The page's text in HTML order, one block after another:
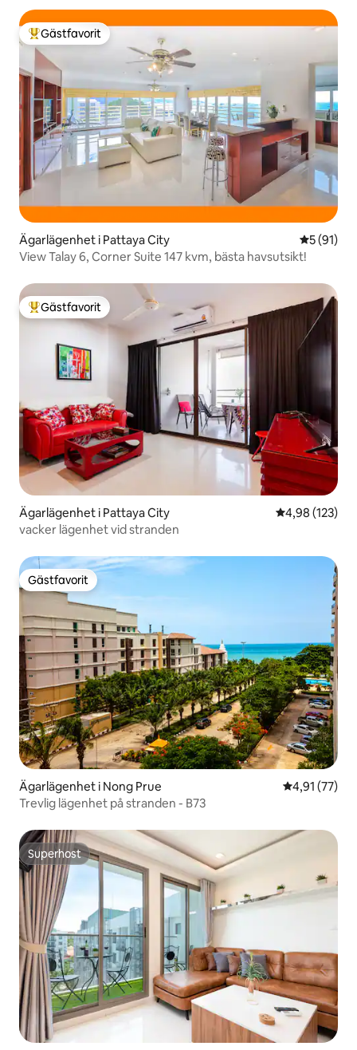
Populär gästfavorit
Gästfavorit
Ägarlägenhet i Pattaya City 5 av 5 i
5 (91)
View Talay 6, Corner Suite 147 kvm, bästa havsutsikt!
Populär gästfavorit
Gästfavorit
Ägarlägenhet i Pattaya City 4,98 av 5 i
4,98 (123)
vacker lägenhet vid stranden
Gästfavorit
Gästfavorit
Ägarlägenhet i Nong Prue 4,91 av 5 i
4,91 (77)
Trevlig lägenhet på stranden - B73
Superhost
Superhost